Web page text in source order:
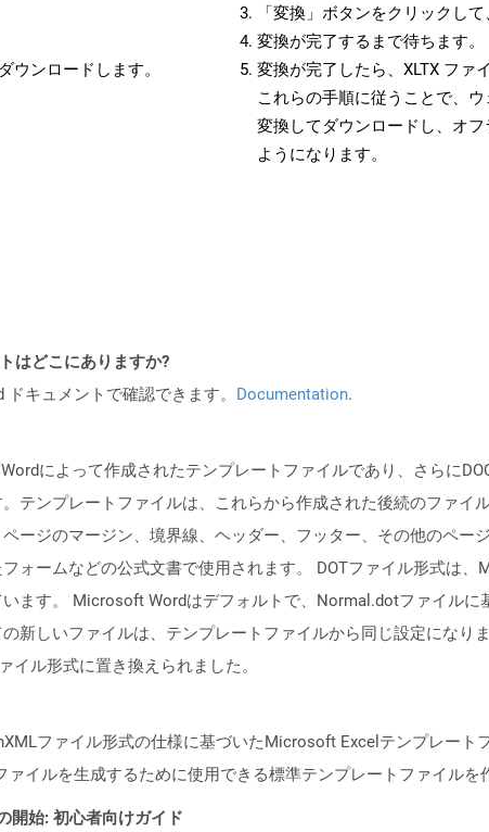
ウンロードします。
「変換」ボタンをクリックし
変換が完了するまで待ちます。
変換が完了したら、XLTX ファ
これらの手順に従うことで、
変換してダウンロードし、オ
ようになります。
はどこにありますか?
キュメントで確認できます。 Documentation.
によって作成されたテンプレートファイルであり、さらに
テンプレートファイルは、これらから作成された後続のファイ
ージのマージン、境界線、ヘッダー、フッター、その他のペー
ォームなどの公式文書で使用されます。 DOTファイル形式は
ます。 Microsoft Wordはデフォルトで、Normal.dotファイルに
新しいファイルは、テンプレートファイルから同じ設定になり
イル形式に置き換えられました。
ファイル形式の仕様に基づいたMicrosoft Excelテンプレート
イルを生成するために使用できる標準テンプレートファイルを
開始: 初心者向けガイド